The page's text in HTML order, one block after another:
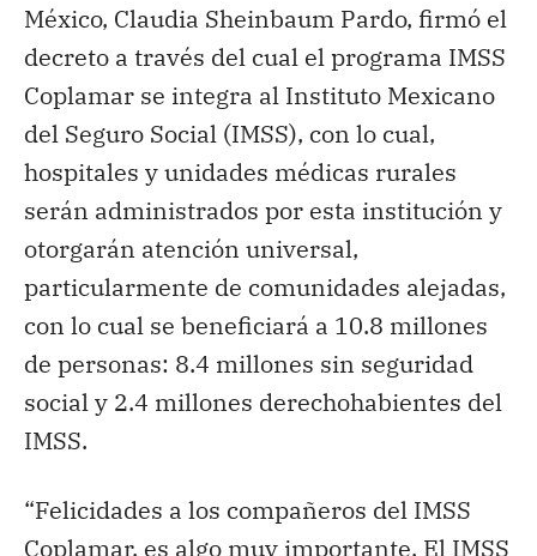
México, Claudia Sheinbaum Pardo, firmó el
decreto a través del cual el programa IMSS
Coplamar se integra al Instituto Mexicano
del Seguro Social (IMSS), con lo cual,
hospitales y unidades médicas rurales
serán administrados por esta institución y
otorgarán atención universal,
particularmente de comunidades alejadas,
con lo cual se beneficiará a 10.8 millones
de personas: 8.4 millones sin seguridad
social y 2.4 millones derechohabientes del
IMSS.
“Felicidades a los compañeros del IMSS
Coplamar, es algo muy importante. El IMSS